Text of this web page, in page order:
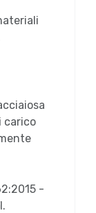
carico
-